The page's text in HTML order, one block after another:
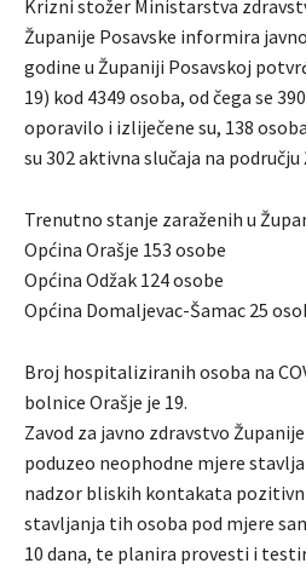
Krizni stožer Ministarstva
Županije Posavske informira
godine u Županiji Posavskoj
19) kod 4349 osoba, od čega se
oporavilo i izliječene su, 138
su 302 aktivna slučaja na području
Trenutno stanje zaraženih u
Općina Orašje 153 osobe
Općina Odžak 124 osobe
Općina Domaljevac-Šamac 25
Broj hospitaliziranih osoba na
bolnice Orašje je 19.
Zavod za javno zdravstvo
poduzeo neophodne mjere
nadzor bliskih kontakata
stavljanja tih osoba pod mjere
10 dana, te planira provesti i